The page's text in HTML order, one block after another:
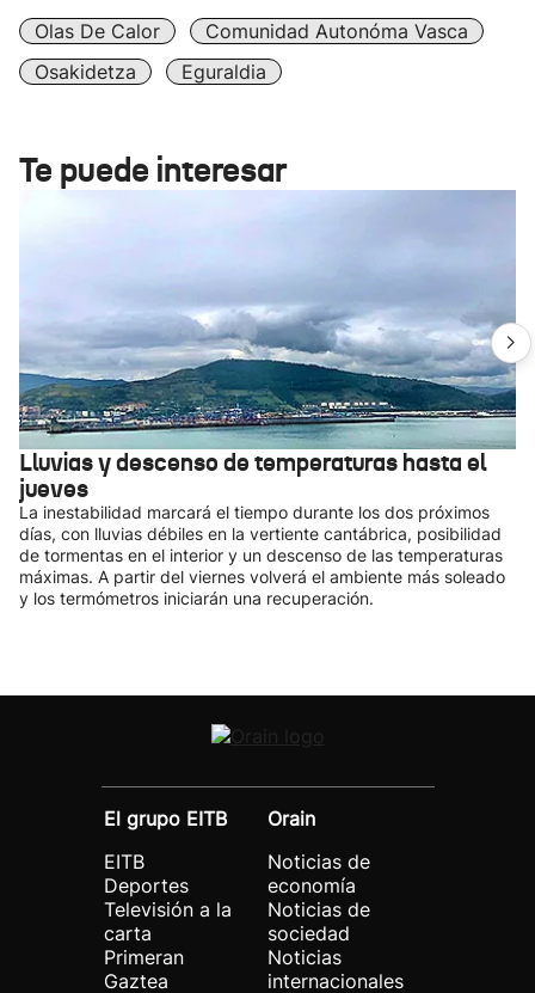
Olas De Calor
Comunidad Autonóma Vasca
Osakidetza
Eguraldia
Te puede interesar
Lluvias y descenso de temperaturas hasta el
jueves
La inestabilidad marcará el tiempo durante los dos próximos
días, con lluvias débiles en la vertiente cantábrica, posibilidad
de tormentas en el interior y un descenso de las temperaturas
máximas. A partir del viernes volverá el ambiente más soleado
y los termómetros iniciarán una recuperación.
El grupo EITB
EITB
Deportes
Televisión a la
carta
Primeran
Gaztea
Orain
Noticias de
economía
Noticias de
sociedad
Noticias
internacionales